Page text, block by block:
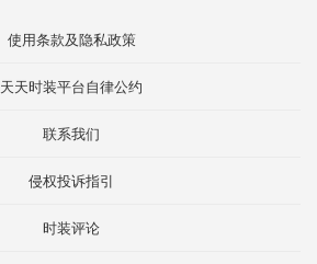
使用条款及隐私政策
天天时装平台自律公约
联系我们
侵权投诉指引
时装评论